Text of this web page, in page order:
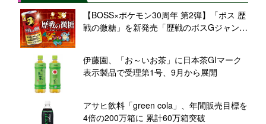
【BOSS×ポケモン30周年 第2弾】「ボス 歴
戦の微糖」を新発売「歴戦のボスGジャン」
伊藤園、「お～いお茶」に日本茶GIマーク
表示製品で受理第1号、9月から展開
アサヒ飲料「green cola」、年間販売目標を
4倍の200万箱に 累計60万箱突破